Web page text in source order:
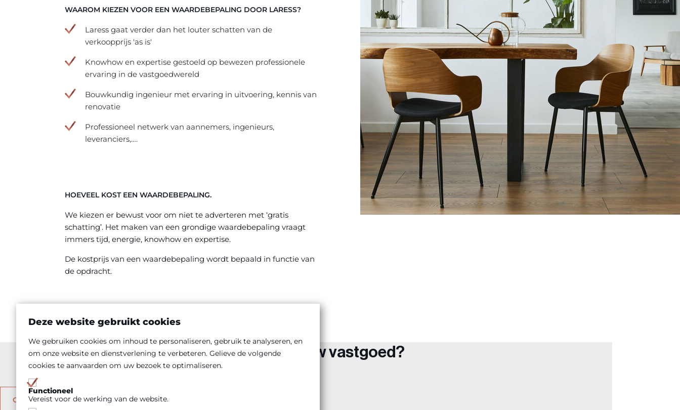
WAAROM KIEZEN VOOR EEN WAARDEBEPALING DOOR LARESS?
Laress gaat verder dan het louter schatten van de
verkoopprijs 'as is'
Knowhow en expertise gestoeld op bewezen professionele
ervaring in de vastgoedwereld
Bouwkundig ingenieur met ervaring in uitvoering, kennis van
renovatie
Professioneel netwerk van aannemers, ingenieurs,
leveranciers,….
HOEVEEL KOST EEN WAARDEBEPALING.
We kiezen er bewust voor om niet te adverteren met ‘gratis
schatting’. Het maken van een grondige waardebepaling vraagt
immers tijd, energie, knowhow en expertise.
De kostprijs van een waardebepaling wordt bepaald in functie van
de opdracht.
Benieuwd naar de (meer)waarde van uw vastgoed?
CONTACTEER ONS
Deze website gebruikt cookies
We gebruiken cookies om inhoud te personaliseren, gebruik te analyseren, en
om onze website en dienstverlening te verbeteren. Gelieve de volgende
cookies te aanvaarden om uw bezoek te optimaliseren.
Functioneel
Vereist voor de werking van de website.